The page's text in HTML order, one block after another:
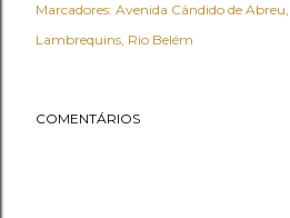
Marcadores: Avenida Cândido de Abreu
Lambrequins Rio Belém
COMENTÁRIOS